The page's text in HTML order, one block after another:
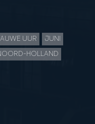
UUR JUNI
HOLLAND